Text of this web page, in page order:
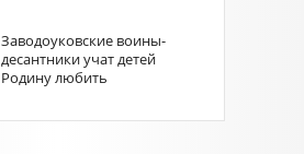
Заводоуковские воины-
десантники учат детей
Родину любить